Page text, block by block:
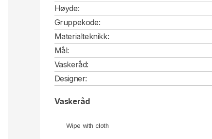
Høyde:
Gruppekode:
Materialteknikk:
Mål:
Vaskeråd:
Designer:
Vaskeråd
Wipe with cloth